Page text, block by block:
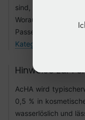
sind, kann AcHA
Worauf sollte
Passende
Kategorie
Hinweise zur
AcHA wird
0,5 % in
wasserlöslich und